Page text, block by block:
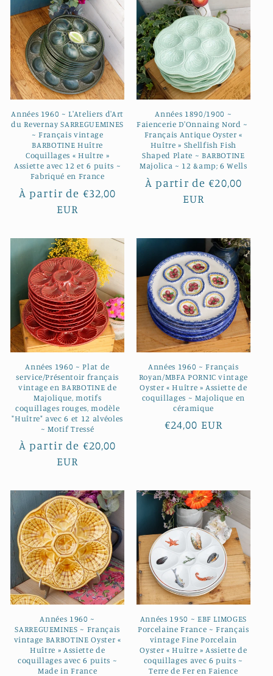
Années 1960 ~ L'Ateliers d'Art
du Revernay SARREGUEMINES
~ Français vintage
BARBOTINE Huître
Coquillages « Huître »
Assiette avec 12 et 6 puits ~
Fabriqué en France
Prix
habituel
À partir de €32,00
EUR
Années 1890/1900 ~
Faiencerie D'Onnaing Nord ~ ​​
Français Antique Oyster «
Huître » Shellfish Fish
Shaped Plate ~ BARBOTINE
Majolica ~ 12 &amp; 6 Wells
Prix
habituel
À partir de €20,00
EUR
Années 1960 ~ Plat de
service/Présentoir français
vintage en BARBOTINE de
Majolique, motifs
coquillages rouges, modèle
"Huître" avec 6 et 12 alvéoles
~ Motif Tressé
Prix
habituel
À partir de €20,00
EUR
Années 1960 ~ Français
Royan/MBFA PORNIC vintage
Oyster « Huître » Assiette de
coquillages ~ Majolique en
céramique
Prix
€24,00 EUR
Années 1960 ~
SARREGUEMINES ~ Français
vintage BARBOTINE Oyster «
Huître » Assiette de
coquillages avec 6 puits ~
Made in France
Années 1950 ~ EBF LIMOGES
Porcelaine France ~ Français
vintage Fine Porcelain
Oyster « Huître » Assiette de
coquillages avec 6 puits ~
Terre de Fer en Faience